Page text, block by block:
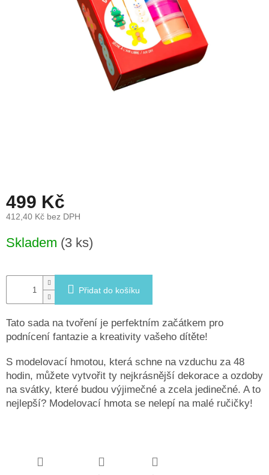
Přihlášení
499 Kč
412,40 Kč bez DPH
cena:
Skladem (3 ks)
Přidat do košíku
Tato sada na tvoření je perfektním začátkem pro
podnícení fantazie a kreativity vašeho dítěte!
S modelovací hmotou, která schne na vzduchu za 48
hodin, můžete vytvořit ty nejkrásnější dekorace a ozdoby
na svátky, které budou výjimečné a zcela jedinečné. A to
nejlepší? Modelovací hmota se nelepí na malé ručičky!